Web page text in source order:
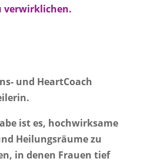
verwirklichen.
und HeartCoach
ist es, hochwirksame
Heilungsräumezu
in denen Frauen tief